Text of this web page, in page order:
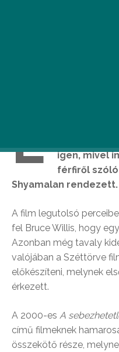
E
igen, mivel
férfiről
Shyamalan rendezett.
A film legutolsó
fel Bruce Willis, hogy
Azonban még tavaly
valójában a Széttörve
előkészíteni, melynek
érkezett.
A 2000-es A
című filmeknek
összekötő része,